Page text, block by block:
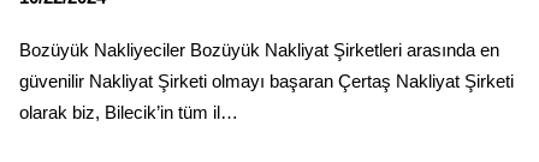
Bozüyük Nakliyeciler Bozüyük Nakliyat Şirketleri arasında en
güvenilir Nakliyat Şirketi olmayı başaran Çertaş Nakliyat Şirketi
olarak biz, Bilecik’in tüm il…